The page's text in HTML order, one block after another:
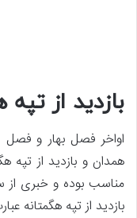
بازدید از تپه
اواخر فصل بهار و فصل
همدان و بازدید از تپه
مناسب بوده و خبری از
بازدید از تپه هگمتانه